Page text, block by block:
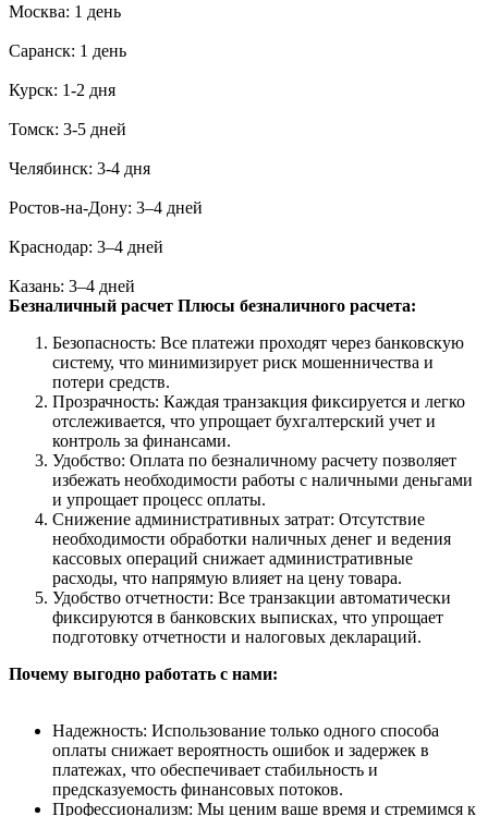
Москва: 1 день
Саранск: 1 день
Курск: 1-2 дня
Томск: 3-5 дней
Челябинск: 3-4 дня
Ростов-на-Дону: 3–4 дней
Краснодар: 3–4 дней
Казань: 3–4 дней
Безналичный расчет Плюсы безналичного расчета:
Безопасность: Все платежи проходят через банковскую
систему, что минимизирует риск мошенничества и
потери средств.
Прозрачность: Каждая транзакция фиксируется и легко
отслеживается, что упрощает бухгалтерский учет и
контроль за финансами.
Удобство: Оплата по безналичному расчету позволяет
избежать необходимости работы с наличными деньгами
и упрощает процесс оплаты.
Снижение административных затрат: Отсутствие
необходимости обработки наличных денег и ведения
кассовых операций снижает административные
расходы, что напрямую влияет на цену товара.
Удобство отчетности: Все транзакции автоматически
фиксируются в банковских выписках, что упрощает
подготовку отчетности и налоговых деклараций.
Почему выгодно работать с нами:
Надежность: Использование только одного способа
оплаты снижает вероятность ошибок и задержек в
платежах, что обеспечивает стабильность и
предсказуемость финансовых потоков.
Профессионализм: Мы ценим ваше время и стремимся к